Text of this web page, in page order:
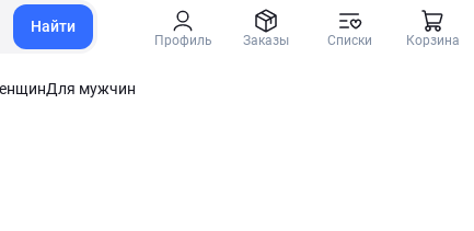
Найти
Профиль Заказы Списки Корзина
Для мужчин